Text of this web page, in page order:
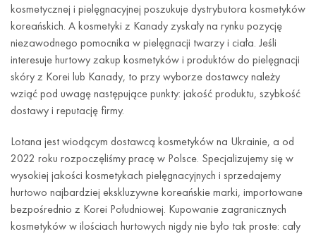
kosmetycznej i pielęgnacyjnej poszukuje dystrybutora kosmetyków
koreańskich. A kosmetyki z Kanady zyskały na rynku pozycję
niezawodnego pomocnika w pielęgnacji twarzy i ciała. Jeśli
interesuje hurtowy zakup kosmetyków i produktów do pielęgnacji
skóry z Korei lub Kanady, to przy wyborze dostawcy należy
wziąć pod uwagę następujące punkty: jakość produktu, szybkość
dostawy i reputację firmy.
Lotana jest wiodącym dostawcą kosmetyków na Ukrainie, a od
2022 roku rozpoczęliśmy pracę w Polsce. Specjalizujemy się w
wysokiej jakości kosmetykach pielęgnacyjnych i sprzedajemy
hurtowo najbardziej ekskluzywne koreańskie marki, importowane
bezpośrednio z Korei Południowej. Kupowanie zagranicznych
kosmetyków w ilościach hurtowych nigdy nie było tak proste: cały